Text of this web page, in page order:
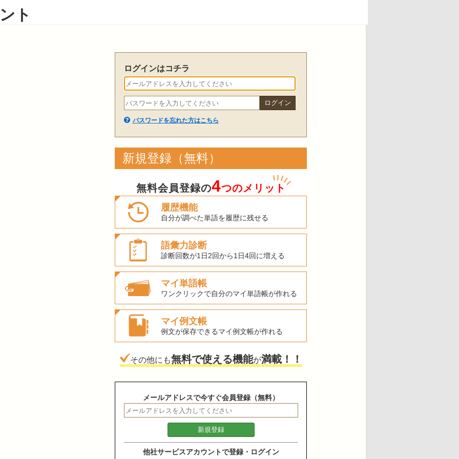
ト
ログインはコチラ
パスワードを忘れた方はこちら
新規登録（無料）
無料会員登録の4つのメリット
履歴機能
自分が調べた単語を履歴に残せる
語彙力診断
診断回数が1日2回から1日4回に増える
マイ単語帳
ワンクリックで自分のマイ単語帳が作れる
マイ例文帳
例文が保存できるマイ例文帳が作れる
その他にも無料で使える機能が満載！！
メールアドレスで今すぐ会員登録（無料）
他社サービスアカウントで登録・ログイン